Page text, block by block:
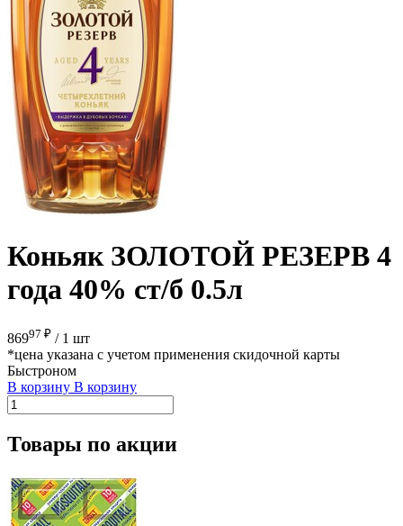
Коньяк ЗОЛОТОЙ РЕЗЕРВ 4
года 40% ст/б 0.5л
86997 ₽ / 1 шт
*цена указана с учетом применения скидочной карты
Быстроном
В корзину В корзину
Товары по акции